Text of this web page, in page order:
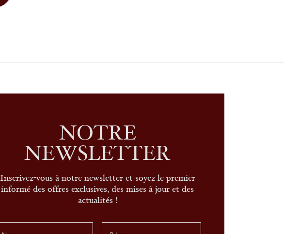
NOTRE
NEWSLETTER
Inscrivez-vous à notre newsletter et soyez le premier
informé des offres exclusives, des mises à jour et des
actualités !